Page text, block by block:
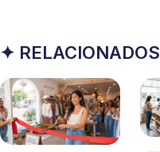
✦ RELACIONADOS